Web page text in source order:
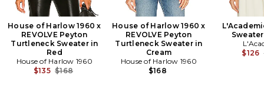
House of Harlow 1960 x
REVOLVE Peyton
Turtleneck Sweater in
Red
House of Harlow 1960
$135 Previous price:
$168
House of Harlow 1960 x
REVOLVE Peyton
Turtleneck Sweater in
Cream
House of Harlow 1960
$168
$126